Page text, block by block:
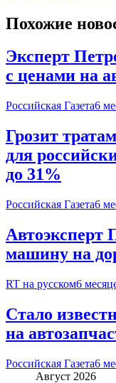
Похожие
Эксперт
с ценами на
Российская Газета6
Грозит
для
до 31%
Российская Газета6
Автоэксперт
машину на
RT на русском6
Стало
на
Российская Газета6
Август 2026